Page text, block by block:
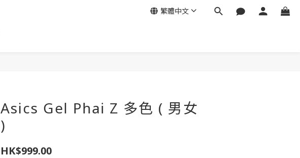
繁體中文
Asics Gel Phai Z 多色 ( 男女
)
HK$999.00